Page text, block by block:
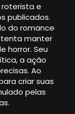
e
publicados.
do romance
manter
horror. Seu
a ação
Ao
criar suas
pelas